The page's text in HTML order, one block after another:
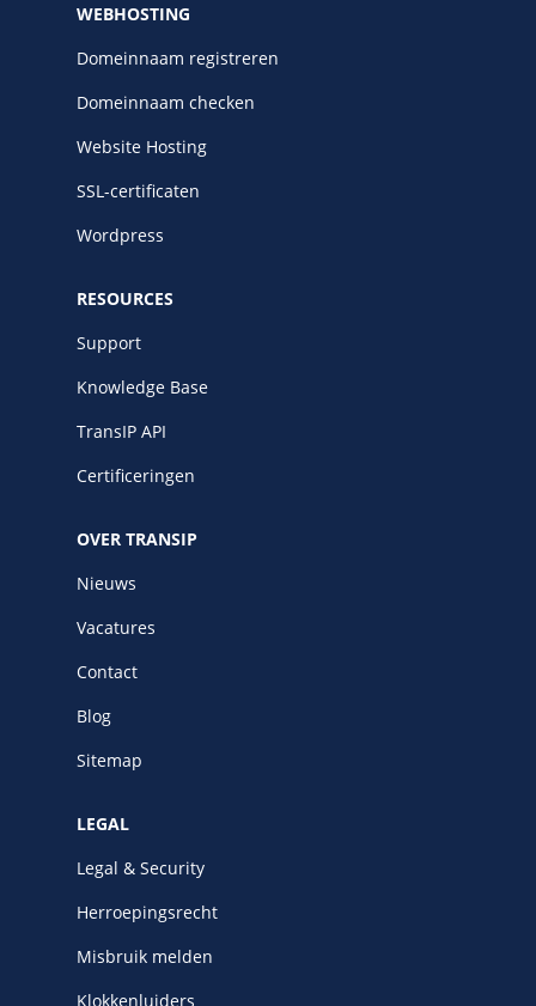
WEBHOSTING
Domeinnaam registreren
Domeinnaam checken
Website Hosting
SSL-certificaten
Wordpress
RESOURCES
Support
Knowledge Base
TransIP API
Certificeringen
OVER TRANSIP
Nieuws
Vacatures
Contact
Blog
Sitemap
LEGAL
Legal & Security
Herroepingsrecht
Misbruik melden
Klokkenluiders